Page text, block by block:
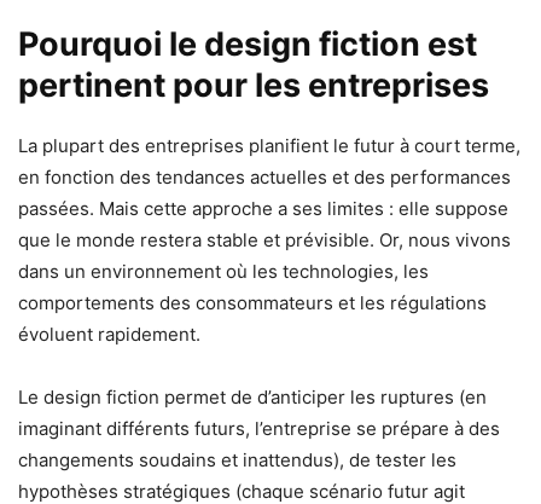
Pourquoi le design fiction est
pertinent pour les entreprises
La plupart des entreprises planifient le futur à court terme,
en fonction des tendances actuelles et des performances
passées. Mais cette approche a ses limites : elle suppose
que le monde restera stable et prévisible. Or, nous vivons
dans un environnement où les technologies, les
comportements des consommateurs et les régulations
évoluent rapidement.
Le design fiction permet de d’anticiper les ruptures (en
imaginant différents futurs, l’entreprise se prépare à des
changements soudains et inattendus), de tester les
hypothèses stratégiques (chaque scénario futur agit